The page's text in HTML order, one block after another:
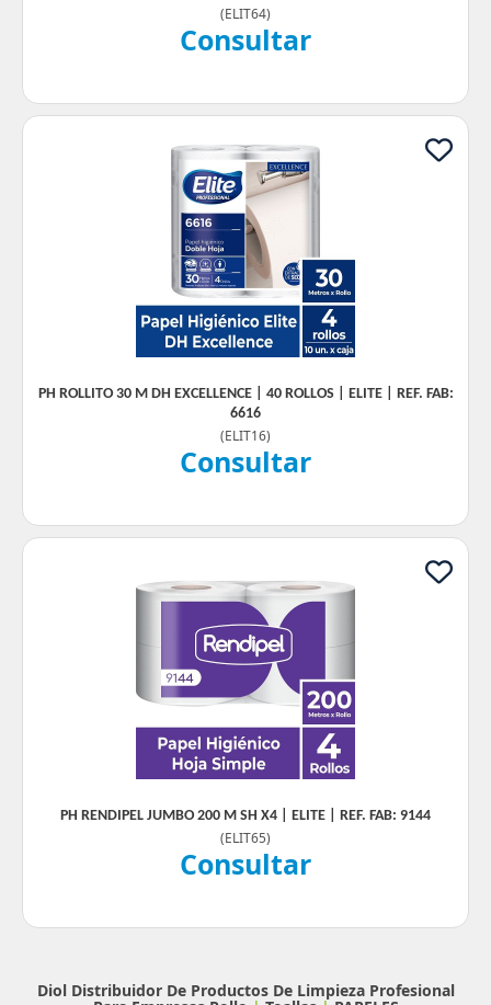
(ELIT64)
Consultar
PH ROLLITO 30 M DH EXCELLENCE | 40 ROLLOS | ELITE | REF. FAB:
6616
(ELIT16)
Consultar
PH RENDIPEL JUMBO 200 M SH X4 | ELITE | REF. FAB: 9144
(ELIT65)
Consultar
Diol Distribuidor De Productos De Limpieza Profesional